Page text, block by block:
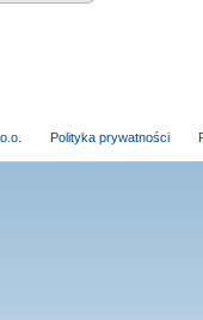
Polityka prywatności